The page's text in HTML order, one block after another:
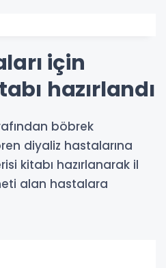
için
hazırlandı
böbrek
diyaliz hastalarına
kitabı hazırlanarak il
alan hastalara